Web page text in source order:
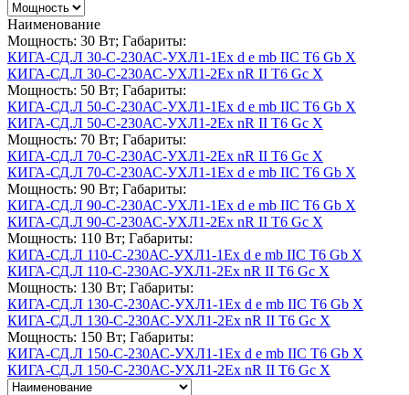
Наименование
Мощность: 30 Вт; Габариты:
КИГА-СД.Л 30-С-230АС-УХЛ1-1Ex d e mb IIC T6 Gb X
КИГА-СД.Л 30-С-230АС-УХЛ1-2Ex nR II T6 Gc X
Мощность: 50 Вт; Габариты:
КИГА-СД.Л 50-С-230АС-УХЛ1-1Ex d e mb IIC T6 Gb X
КИГА-СД.Л 50-С-230АС-УХЛ1-2Ex nR II T6 Gc X
Мощность: 70 Вт; Габариты:
КИГА-СД.Л 70-С-230АС-УХЛ1-2Ex nR II T6 Gc X
КИГА-СД.Л 70-С-230АС-УХЛ1-1Ex d e mb IIC T6 Gb X
Мощность: 90 Вт; Габариты:
КИГА-СД.Л 90-С-230АС-УХЛ1-1Ex d e mb IIC T6 Gb X
КИГА-СД.Л 90-С-230АС-УХЛ1-2Ex nR II T6 Gc X
Мощность: 110 Вт; Габариты:
КИГА-СД.Л 110-С-230АС-УХЛ1-1Ex d e mb IIC T6 Gb X
КИГА-СД.Л 110-С-230АС-УХЛ1-2Ex nR II T6 Gc X
Мощность: 130 Вт; Габариты:
КИГА-СД.Л 130-С-230АС-УХЛ1-1Ex d e mb IIC T6 Gb X
КИГА-СД.Л 130-С-230АС-УХЛ1-2Ex nR II T6 Gc X
Мощность: 150 Вт; Габариты:
КИГА-СД.Л 150-С-230АС-УХЛ1-1Ex d e mb IIC T6 Gb X
КИГА-СД.Л 150-С-230АС-УХЛ1-2Ex nR II T6 Gc X